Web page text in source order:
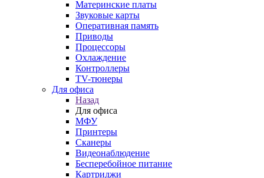
Материнские платы
Звуковые карты
Оперативная память
Приводы
Процессоры
Охлаждение
Контроллеры
TV-тюнеры
Для офиса
Назад
Для офиса
МФУ
Принтеры
Сканеры
Видеонаблюдение
Бесперебойное питание
Картриджи